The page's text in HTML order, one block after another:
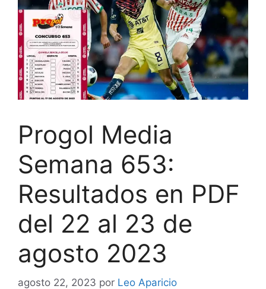
Progol Media
Semana 653:
Resultados en PDF
del 22 al 23 de
agosto 2023
agosto 22, 2023 por Leo Aparicio